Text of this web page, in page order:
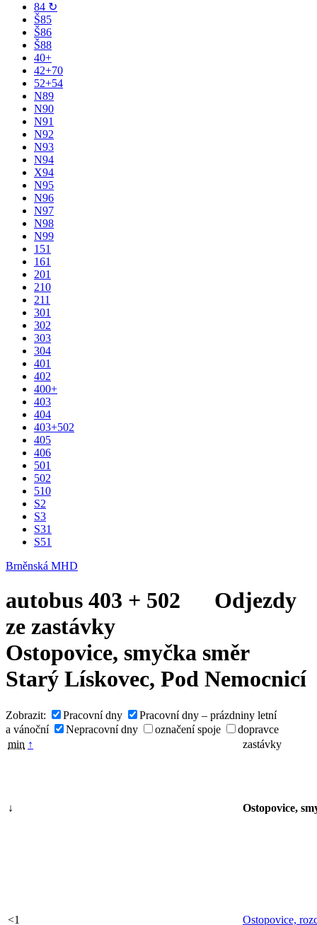
84 ↻
Š85
Š86
Š88
40+
42+70
52+54
N89
N90
N91
N92
N93
N94
X94
N95
N96
N97
N98
N99
151
161
201
210
211
301
302
303
304
401
402
400+
403
404
403+502
405
406
501
502
510
S2
S3
S31
S51
Brněnská MHD
autobus 403 + 502 Odjezdy
ze zastávky
Ostopovice, smyčka směr
Starý Lískovec, Pod Nemocnicí
Zobrazit: Pracovní dny
Pracovní dny – prázdniny letní
a vánoční
Nepracovní dny označení spoje
dopravce
min ↑ zastávky
↓ Ostopovice,
<1 Ostopovice,